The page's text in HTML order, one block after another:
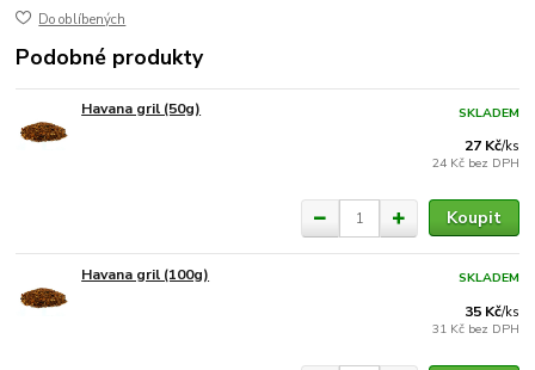
Do oblíbených
Podobné produkty
Havana gril (50g)
27 Kč/ks
24 Kč bez DPH
SKLADEM
Koupit
Havana gril (100g)
35 Kč/ks
31 Kč bez DPH
SKLADEM